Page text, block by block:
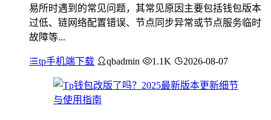
易所时遇到的常见问题，其常见原因主要包括钱包版本
过低、链网络配置错误、节点同步异常或节点服务临时
故障等...
tp手机端下载 qbadmin 1.1K 2026-08-07